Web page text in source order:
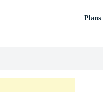
Plans